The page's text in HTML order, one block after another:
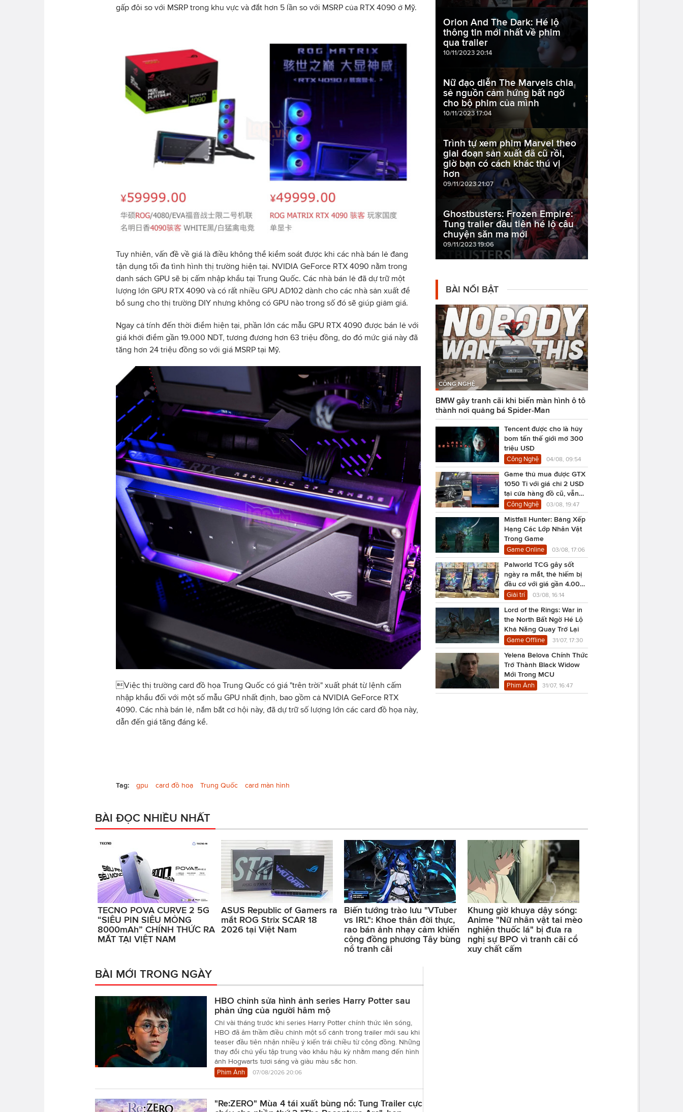
gấp đôi so với MSRP trong khu vực và đắt hơn 5 lần so với MSRP của RTX 4090 ở Mỹ.
Tuy nhiên, vấn đề về giá là điều không thể kiểm soát được khi các nhà bán lẻ đang
tận dụng tối đa tình hình thị trường hiện tại. NVIDIA GeForce RTX 4090 nằm trong
danh sách GPU sẽ bị cấm nhập khẩu tại Trung Quốc. Các nhà bán lẻ đã dự trữ một
lượng lớn GPU RTX 4090 và có rất nhiều GPU AD102 dành cho các nhà sản xuất để
bổ sung cho thị trường DIY nhưng không có GPU nào trong số đó sẽ giúp giảm giá.
Ngay cả tính đến thời điểm hiện tại, phần lớn các mẫu GPU RTX 4090 được bán lẻ với
giá khởi điểm gần 19.000 NDT, tương đương hơn 63 triệu đồng, do đó mức giá này đã
tăng hơn 24 triệu đồng so với giá MSRP tại Mỹ.
Việc thị trường card đồ họa Trung Quốc có giá "trên trời" xuất phát từ lệnh cấm
nhập khẩu đối với một số mẫu GPU nhất định, bao gồm cả NVIDIA GeForce RTX
4090. Các nhà bán lẻ, nắm bắt cơ hội này, đã dự trữ số lượng lớn các card đồ họa này,
dẫn đến giá tăng đáng kể.
Tag: gpu card đồ hoạ Trung Quốc card màn hình
Orion And The Dark: Hé lộ
thông tin mới nhất về phim
qua trailer
10/11/2023 20:14
Nữ đạo diễn The Marvels chia
sẻ nguồn cảm hứng bất ngờ
cho bộ phim của mình
10/11/2023 17:04
Trình tự xem phim Marvel theo
giai đoạn sản xuất đã cũ rồi,
giờ bạn có cách khác thú vị
hơn
09/11/2023 21:07
Ghostbusters: Frozen Empire:
Tung trailer đầu tiên hé lộ câu
chuyện săn ma mới
09/11/2023 19:06
BÀI NỔI BẬT
CÔNG NGHỆ
BMW gây tranh cãi khi biến màn hình ô tô
thành nơi quảng bá Spider-Man
Tencent được cho là hủy
bom tấn thế giới mở 300
triệu USD
Công Nghệ 04/08, 09:54
Game thủ mua được GTX
1050 Ti với giá chỉ 2 USD
tại cửa hàng đồ cũ, vẫn
chạy Cyberpunk 2077
Công Nghệ 03/08, 19:47
Mistfall Hunter: Bảng Xếp
Hạng Các Lớp Nhân Vật
Trong Game
Game Online 03/08, 17:06
Palworld TCG gây sốt
ngày ra mắt, thẻ hiếm bị
đầu cơ với giá gần 4.000
USD
Giải trí 03/08, 16:14
Lord of the Rings: War in
the North Bất Ngờ Hé Lộ
Khả Năng Quay Trở Lại
Game Offline 31/07, 17:30
Yelena Belova Chính Thức
Trở Thành Black Widow
Mới Trong MCU
Phim Ảnh 31/07, 16:47
BÀI ĐỌC NHIỀU NHẤT
TECNO POVA CURVE 2 5G
“SIÊU PIN SIÊU MỎNG
8000mAh” CHÍNH THỨC RA
MẮT TẠI VIỆT NAM
ASUS Republic of Gamers ra
mắt ROG Strix SCAR 18
2026 tại Việt Nam
Biến tướng trào lưu "VTuber
vs IRL": Khoe thân đời thực,
rao bán ảnh nhạy cảm khiến
cộng đồng phương Tây bùng
nổ tranh cãi
Khung giờ khuya dậy sóng:
Anime "Nữ nhân vật tai mèo
nghiện thuốc lá" bị đưa ra
nghị sự BPO vì tranh cãi cổ
xuy chất cấm
BÀI MỚI TRONG NGÀY
HBO chỉnh sửa hình ảnh series Harry Potter sau
phản ứng của người hâm mộ
Chỉ vài tháng trước khi series Harry Potter chính thức lên sóng,
HBO đã âm thầm điều chỉnh một số cảnh trong trailer mới sau khi
teaser đầu tiên nhận nhiều ý kiến trái chiều từ cộng đồng. Những
thay đổi chủ yếu tập trung vào khâu hậu kỳ nhằm mang đến hình
ảnh Hogwarts tươi sáng và giàu màu sắc hơn.
Phim Ảnh
07/08/2026 20:06
"Re:ZERO" Mùa 4 tái xuất bùng nổ: Tung Trailer cực